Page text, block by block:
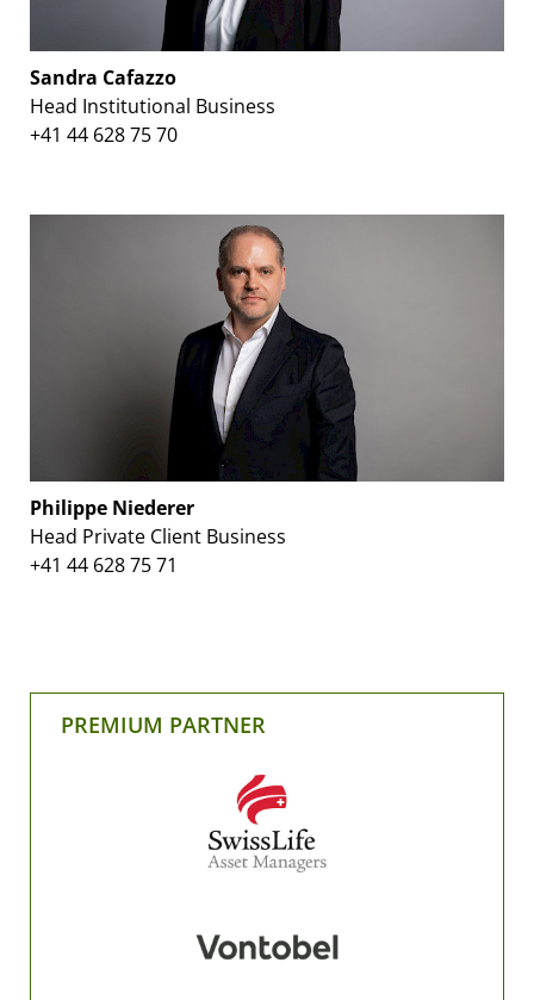
Sandra Cafazzo
Head Institutional Business
+41 44 628 75 70
Philippe Niederer
Head Private Client Business
+41 44 628 75 71
PREMIUM PARTNER